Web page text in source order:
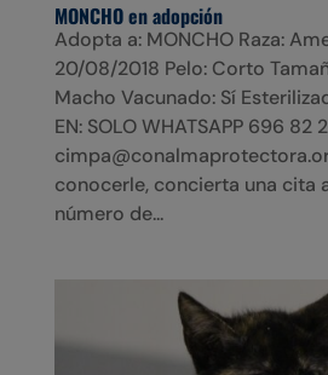
MONCHO en adopción
Adopta a: MONCHO Raza:
20/08/2018 Pelo: Corto
Macho Vacunado: Sí
EN: SOLO WHATSAPP 696 82
conocerle, concierta una cita
número de...